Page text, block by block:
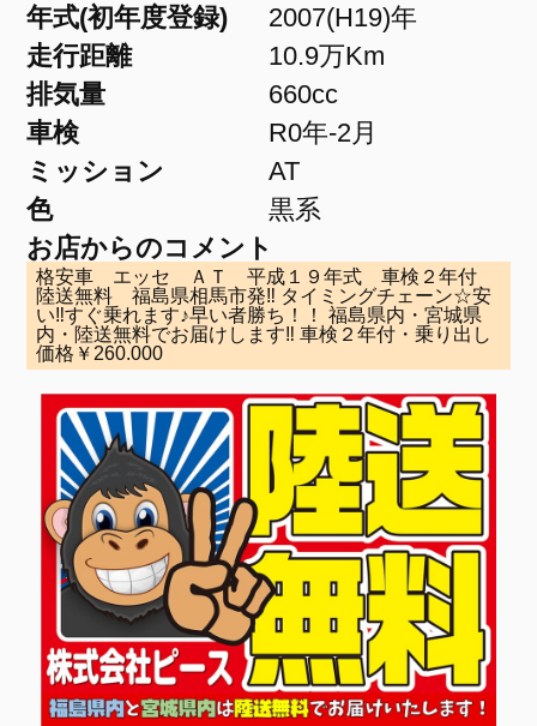
年式(初年度登録)
2007(H19)年
走行距離
10.9万Km
排気量
660cc
車検
R0年-2月
ミッション
AT
色
黒系
お店からのコメント
格安車 エッセ ＡＴ 平成１９年式 車検２年付
陸送無料 福島県相馬市発‼ タイミングチェーン☆安
い‼すぐ乗れます♪早い者勝ち！！ 福島県内・宮城県
内・陸送無料でお届けします‼ 車検２年付・乗り出し
価格￥260.000